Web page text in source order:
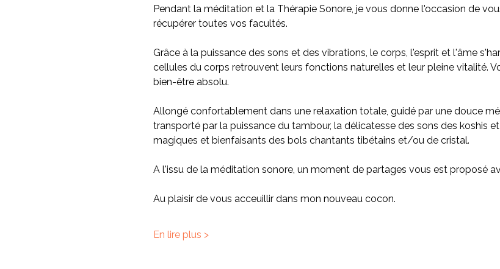
Pendant la méditation et la Thérapie Sonore, je vous donne l'occasion de
récupérer toutes vos facultés.
Grâce à la puissance des sons et des vibrations, le corps, l'esprit et l'âme
cellules du corps retrouvent leurs fonctions naturelles et leur pleine vitalité.
bien-être absolu.
Allongé confortablement dans une relaxation totale, guidé par une douce
transporté par la puissance du tambour, la délicatesse des sons des koshis
magiques et bienfaisants des bols chantants tibétains et/ou de cristal.
A l'issu de la méditation sonore, un moment de partages vous est proposé
Au plaisir de vous acceuillir dans mon nouveau cocon.
En lire plus >